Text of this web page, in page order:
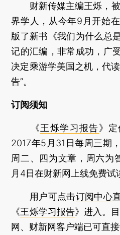
财新传媒主编王烁，被
界学人，从今年9月开始
版了新书《我们为什么总
记的汇编，非常成功，广
决定乘游学美国之机，代
告”。
订阅须知
《王烁学习报告》
2017年5月31日每周三期
周二、四为文章，周六为
月4日在财新网上线免费试
用户可点击订阅中心
《王烁学习报告》进入。
网、财新网客户端已可直接